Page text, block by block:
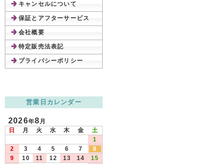
キャンセルについて
保証とアフターサービス
会社概要
特定販売法表記
プライバシーポリシー
営業日カレンダー
2026年8月
日
月 火 水 木 金
土
1
2
3 4 5 6 7
8
9
10 11 12 13 14
15